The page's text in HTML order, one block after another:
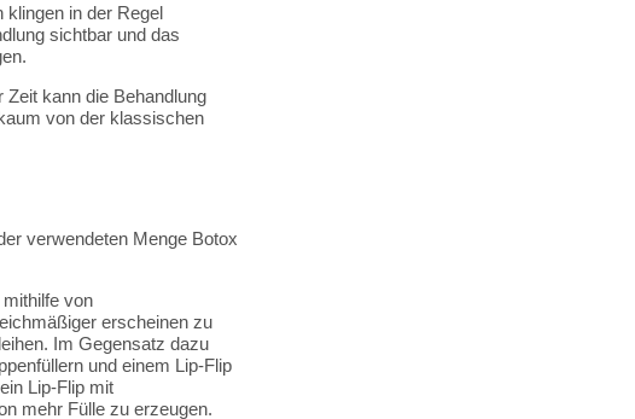
klingen in der Regel
sichtbar und das
kann die Behandlung
von der klassischen
verwendeten Menge Botox
von
erscheinen zu
Im Gegensatz dazu
und einem Lip-Flip
Lip-Flip mit
mehr Fülle zu erzeugen.